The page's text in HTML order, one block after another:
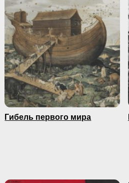
Гибель первого мира